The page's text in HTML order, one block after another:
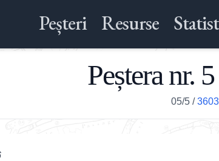
Peșteri Resurse
Peștera nr.
05/5 /